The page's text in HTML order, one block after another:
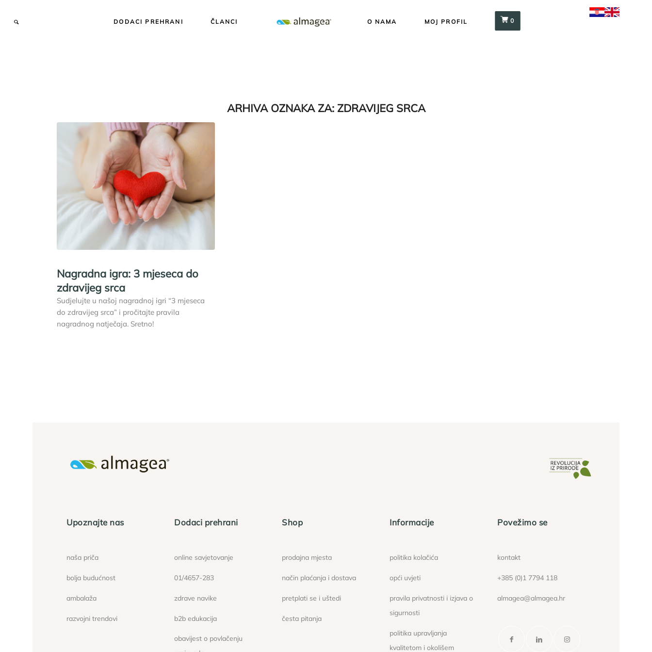
DODACI PREHRANI ČLANCI O NAMA MOJ PROFIL 0
ARHIVA OZNAKA ZA: ZDRAVIJEG SRCA
Nagradna igra: 3 mjeseca do
zdravijeg srca
Sudjelujte u našoj nagradnoj igri “3 mjeseca
do zdravijeg srca” i pročitajte pravila
nagradnog natječaja. Sretno!
Upoznajte nas
naša priča
bolja budućnost
ambalaža
razvojni trendovi
Dodaci prehrani
online savjetovanje
01/4657-283
zdrave navike
b2b edukacija
obavijest o povlačenju
Shop
prodajna mjesta
način plaćanja i dostava
pretplati se i uštedi
česta pitanja
Informacije
politika kolačića
opći uvjeti
pravila privatnosti i izjava o
sigurnosti
politika upravljanja
kvalitetom i okolišem
Povežimo se
kontakt
+385 (0)1 7794 118
almagea@almagea.hr